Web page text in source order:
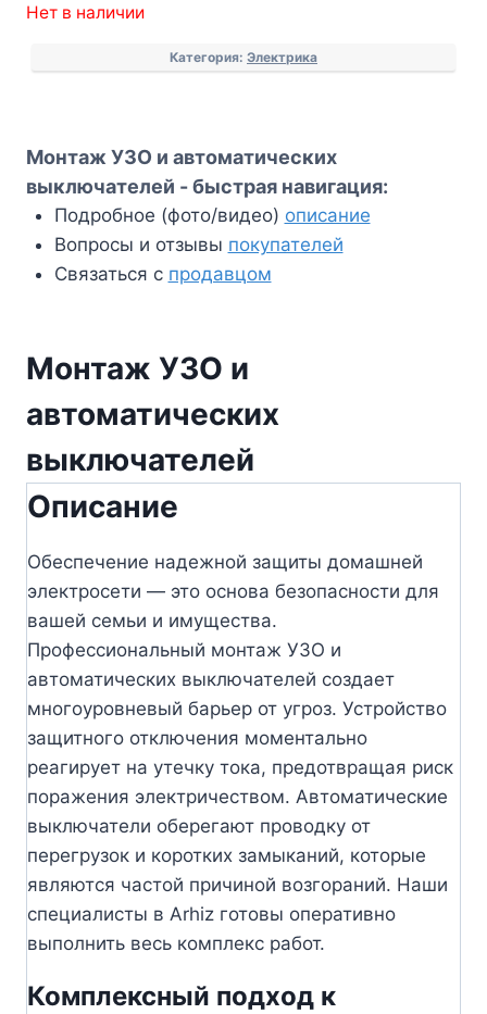
Нет в наличии
Категория: Электрика
Монтаж УЗО и автоматических
выключателей - быстрая навигация:
Подробное (фото/видео) описание
Вопросы и отзывы покупателей
Связаться с продавцом
Монтаж УЗО и
автоматических
выключателей
Описание
Обеспечение надежной защиты домашней
электросети — это основа безопасности для
вашей семьи и имущества.
Профессиональный монтаж УЗО и
автоматических выключателей создает
многоуровневый барьер от угроз. Устройство
защитного отключения моментально
реагирует на утечку тока, предотвращая риск
поражения электричеством. Автоматические
выключатели оберегают проводку от
перегрузок и коротких замыканий, которые
являются частой причиной возгораний. Наши
специалисты в Arhiz готовы оперативно
выполнить весь комплекс работ.
Комплексный подход к